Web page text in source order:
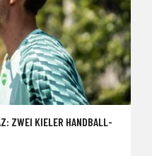
ZWEI KIELER HANDBALL-